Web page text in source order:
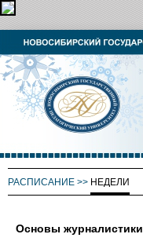
РАСПИСАНИЕ >> НЕДЕЛИ
Основы журналистики